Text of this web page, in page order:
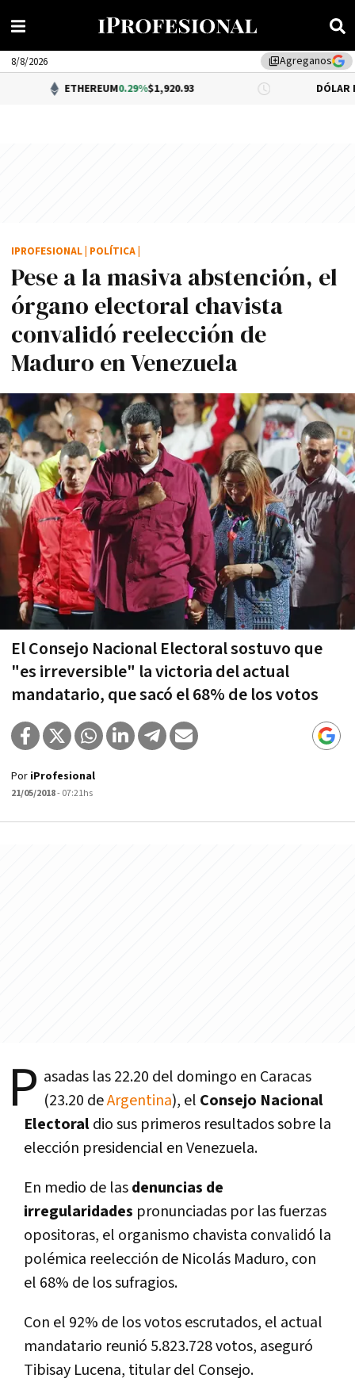
library_addAgreganos
8/8/2026
ETHEREUM0.29%$1,920.93 DÓLAR BNA
Pese a la masiva abstención, el
órgano electoral chavista
convalidó reelección de
Maduro en Venezuela
El Consejo Nacional Electoral sostuvo que
"es irreversible" la victoria del actual
mandatario, que sacó el 68% de los votos
IPROFESIONAL POLÍTICA
Por iProfesional
21/05/2018- 07:21hs
P asadas las 22.20 del domingo en Caracas
(23.20 deArgentina), el Consejo Nacional
Electoraldio sus primeros resultados sobre la
elección presidencial en Venezuela.
En medio de lasdenuncias de
irregularidades pronunciadas por las fuerzas
opositoras, el organismo chavista convalidó la
polémica reelección de Nicolás Maduro, con
el 68% de los sufragios.
Con el 92% de los votos escrutados, el actual
mandatario reunió 5.823.728 votos, aseguró
Tibisay Lucena, titular del Consejo.